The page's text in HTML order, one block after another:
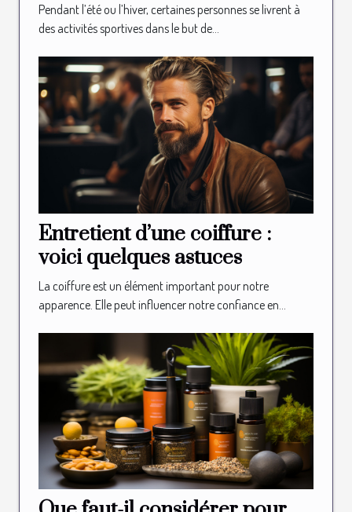
Pendant l’été ou l’hiver, certaines personnes se livrent à
des activités sportives dans le but de...
Entretient d’une coiffure :
voici quelques astuces
La coiffure est un élément important pour notre
apparence. Elle peut influencer notre confiance en...